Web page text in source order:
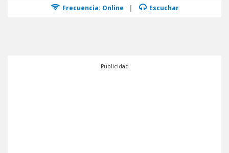
Frecuencia: Online | Escuchar
Publicidad